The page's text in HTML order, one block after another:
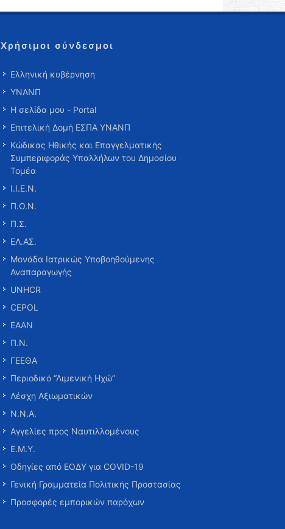
Χρήσιμοι σύνδεσμοι
Ελληνική κυβέρνηση
ΥΝΑΝΠ
Η σελίδα μου - Portal
Επιτελική Δομή ΕΣΠΑ ΥΝΑΝΠ
Κώδικας Ηθικής και Επαγγελματικής
Συμπεριφοράς Υπαλλήλων του Δημοσίου
Τομέα
Ι.Ι.Ε.Ν.
Π.Ο.Ν.
Π.Σ.
ΕΛ.ΑΣ.
Μονάδα Ιατρικώς Υποβοηθούμενης
Αναπαραγωγής
UNHCR
CEPOL
ΕΑΑΝ
Π.Ν.
ΓΕΕΘΑ
Περιοδικό “Λιμενική Ηχώ”
Λέσχη Αξιωματικών
Ν.Ν.Α.
Αγγελίες προς Ναυτιλλομένους
Ε.Μ.Υ.
Οδηγίες από ΕΟΔΥ για COVID-19
Γενική Γραμματεία Πολιτικής Προστασίας
Προσφορές εμπορικών παρόχων